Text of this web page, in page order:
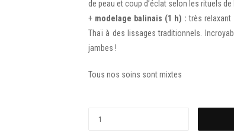
de peau et coup d’éclat selon les rituels
+ modelage balinais (1 h) : très relaxant
Thaï à des lissages traditionnels.
jambes !
Tous nos soins sont mixtes